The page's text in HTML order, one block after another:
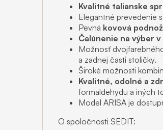
Kvalitné talianske
Elegantné prevedenie
Pevná kovová podnož
Čalúnenie na výber
Možnosť
a zadnej časti stoličky.
Široké možnosti
Kvalitné, odolné a
formaldehydu a iných
Model ARISA je
O spoločnosti SEDIT: